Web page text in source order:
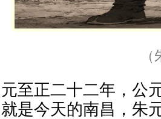
元至正二十二年，公
就是今天的南昌，朱